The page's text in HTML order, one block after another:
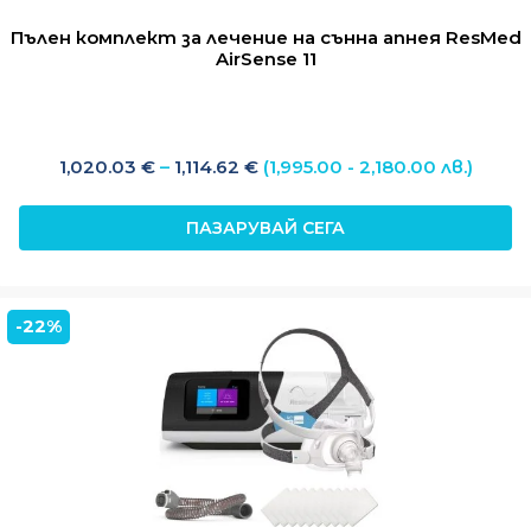
Пълен комплект за лечение на сънна апнея ResMed
AirSense 11
1,020.03 € – 1,114.62 €Price
1,020.03 €
through
(1,995.00 - 2,180.00 лв.)
ПАЗАРУВАЙ СЕГА
-22%